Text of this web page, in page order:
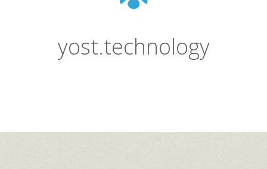
yost.technology